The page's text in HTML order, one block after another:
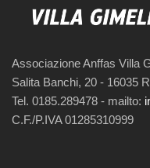
Associazione Anffas Villa
Salita Banchi, 20 - 16035
Tel. 0185.289478 - mailto:
C.F./P.IVA 01285310999